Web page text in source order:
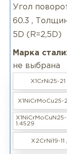
Угол
60.3 ,
5D (R=2,5D)
Марка
не выбрана
X1CrNi25-
1.4529
X2CrNi19-